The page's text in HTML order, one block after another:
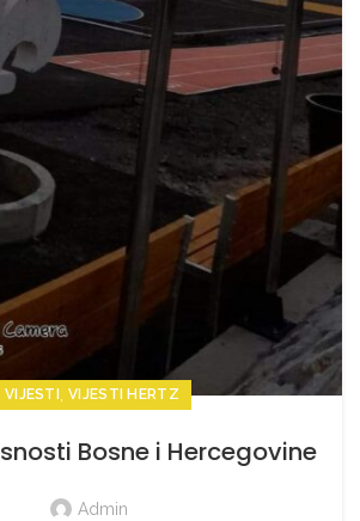
VIJESTI ,VIJESTI HERTZ
Bosne i Hercegovine
Admin